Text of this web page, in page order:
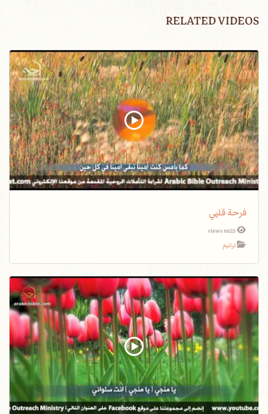
RELATED VIDEOS
فرحة قلبي
6625 views
ترانيم